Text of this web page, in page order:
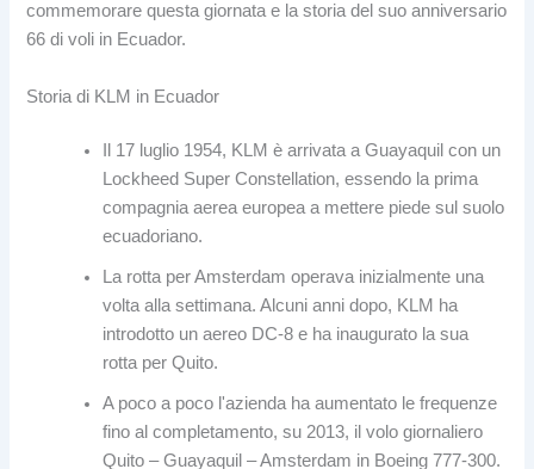
commemorare questa giornata e la storia del suo anniversario
66 di voli in Ecuador.
Storia di KLM in Ecuador
Il 17 luglio 1954, KLM è arrivata a Guayaquil con un
Lockheed Super Constellation, essendo la prima
compagnia aerea europea a mettere piede sul suolo
ecuadoriano.
La rotta per Amsterdam operava inizialmente una
volta alla settimana. Alcuni anni dopo, KLM ha
introdotto un aereo DC-8 e ha inaugurato la sua
rotta per Quito.
A poco a poco l'azienda ha aumentato le frequenze
fino al completamento, su 2013, il volo giornaliero
Quito – Guayaquil – Amsterdam in Boeing 777-300.